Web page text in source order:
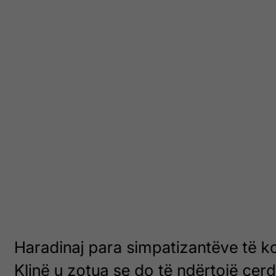
Haradinaj para simpatizantëve të
Klinë u zotua se do të ndërtojë